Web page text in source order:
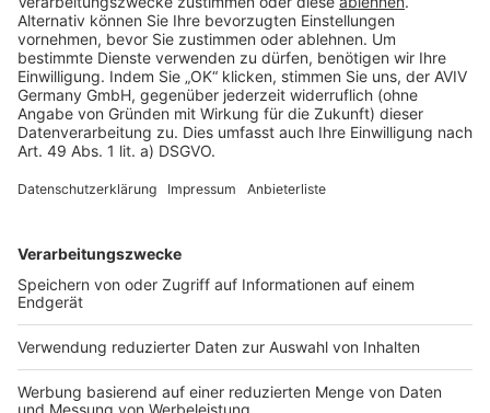
Rechtliches
AGB-Übersicht
Datenschutz
Impressum
Services
Bauprojekt-Quiz
Häuser-Suche
Hausanbieter-Suche
Bauprojekt-Profil